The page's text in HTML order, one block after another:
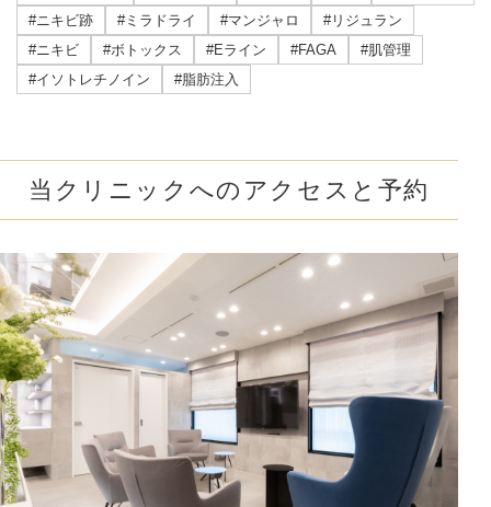
#ニキビ跡
#ミラドライ #マンジャロ
#リジュラン
#ニキビ
#ボトックス #Eライン #FAGA
#肌管理
#イソトレチノイン
#脂肪注入
当クリニックへのアクセスと予約